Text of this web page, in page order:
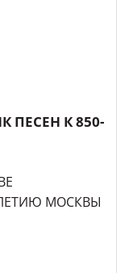
ПЕСЕН К 850-
МОСКВЫ